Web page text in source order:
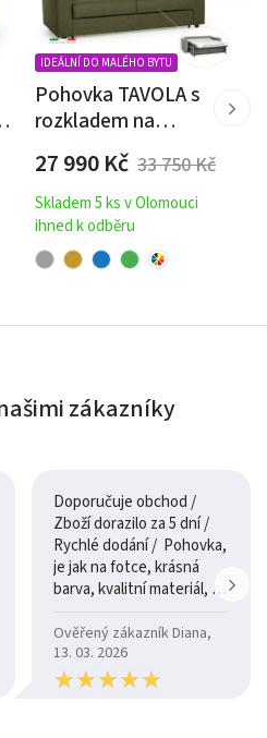
+ polyesterová vata 200 gr.
Pěna 1825 + polyesterová
dřeva
nejsou zahrnuty v ceně
IDEÁLNÍ DO MALÉHO BYTU
Pohovka TAVOLA s
rozkladem na
každodenní spaní
27 990Kč 33 750Kč
Skladem 5 ks v Olomouci
ihned k odběru
zákazníky
Doporučuje obchod /
Zboží dorazilo za 5 dní /
Rychlé dodání / Pohovka,
je jak na fotce, krásná
barva, kvalitní materiál, a
Ověřený zákazník Diana,
13. 03. 2026
★★★★★
★★★★★